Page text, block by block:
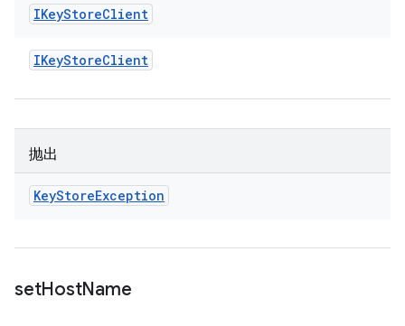
IKeyStoreClient
IKeyStoreClient
抛出
KeyStoreException
setHostName